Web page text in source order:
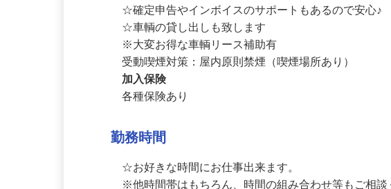
寮完備
正社員登用制度有（正社員になると社会保険も完備
☆確定申告やインボイスのサポートもあるので安心♪
☆車輌の貸し出しも致します
※大変お得な車輌リース補助有
受動喫煙対策：屋内原則禁煙（喫煙場所あり）
各種保険あり
勤務時間